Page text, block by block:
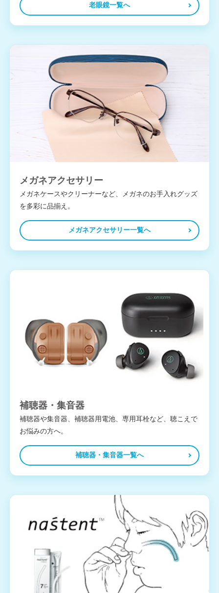
老眼鏡一覧へ
メガネアクセサリー
メガネケースやクリーナーなど、メガネのお手入れグッズ
を多彩に品揃え。
メガネアクセサリー一覧へ
補聴器・集音器
補聴器や集音器、補聴器用電池、専用耳栓など、聴こえで
お悩みの方へ。
補聴器・集音器一覧へ